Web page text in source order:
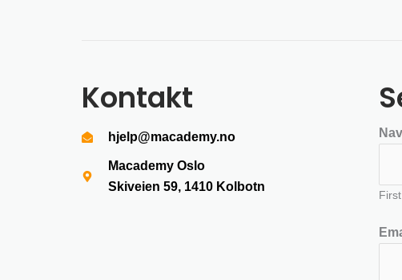
Kontakt
hjelp@macademy.no
Macademy Oslo
Skiveien 59, 1410 Kolbotn
First